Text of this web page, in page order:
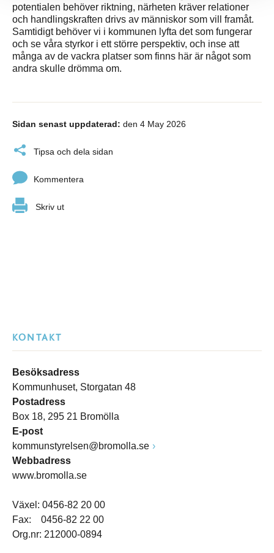
potentialen behöver riktning, närheten kräver relationer
och handlingskraften drivs av människor som vill framåt.
Samtidigt behöver vi i kommunen lyfta det som fungerar
och se våra styrkor i ett större perspektiv, och inse att
många av de vackra platser som finns här är något som
andra skulle drömma om.
Sidan senast uppdaterad: den 4 May 2026
Tipsa och dela sidan
Kommentera
Skriv ut
KONTAKT
Besöksadress
Kommunhuset, Storgatan 48
Postadress
Box 18, 295 21 Bromölla
E-post
kommunstyrelsen@bromolla.se
Webbadress
www.bromolla.se
Växel: 0456-82 20 00
Fax: 0456-82 22 00
Org.nr: 212000-0894